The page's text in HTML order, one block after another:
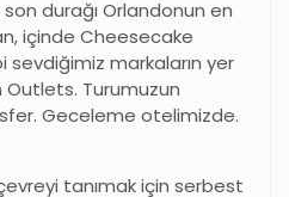
durağı Orlandonun en
içinde Cheesecake
markaların yer
Outlets. Turumuzun
Geceleme otelimizde.
tanımak için serbest